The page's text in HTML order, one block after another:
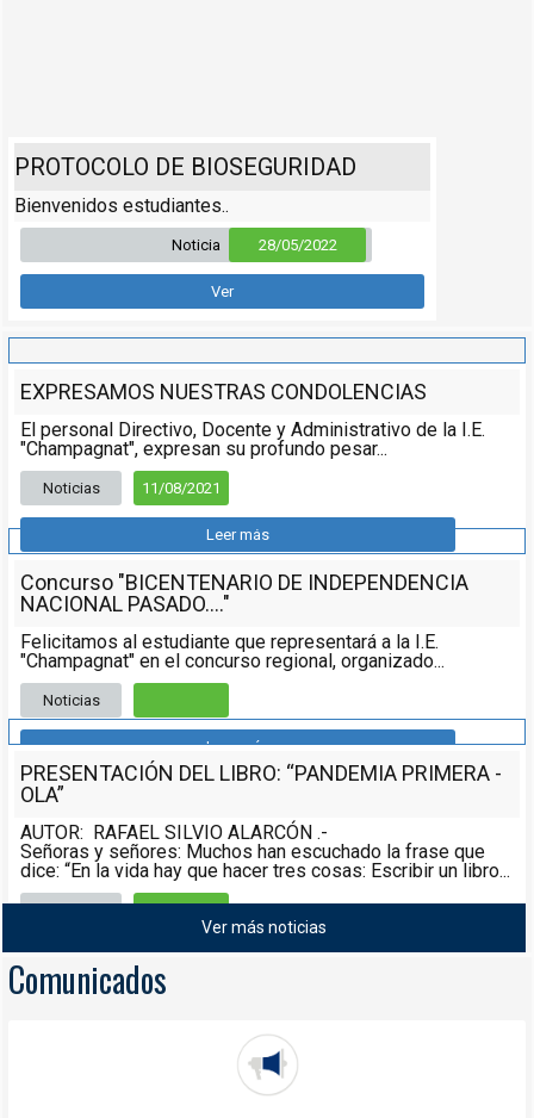
PROTOCOLO DE BIOSEGURIDAD
Bienvenidos estudiantes..
Noticia 28/05/2022
Ver
EXPRESAMOS NUESTRAS CONDOLENCIAS
El personal Directivo, Docente y Administrativo de la I.E.
"Champagnat", expresan su profundo pesar...
Noticias 11/08/2021
Leer más
Concurso "BICENTENARIO DE INDEPENDENCIA
NACIONAL PASADO...."
Felicitamos al estudiante que representará a la I.E.
"Champagnat" en el concurso regional, organizado...
Noticias
Leer más
PRESENTACIÓN DEL LIBRO: “PANDEMIA PRIMERA -
OLA”
AUTOR: RAFAEL SILVIO ALARCÓN .-
Señoras y señores: Muchos han escuchado la frase que
dice: “En la vida hay que hacer tres cosas: Escribir un libro...
Leer más
Ver más noticias
Comunicados